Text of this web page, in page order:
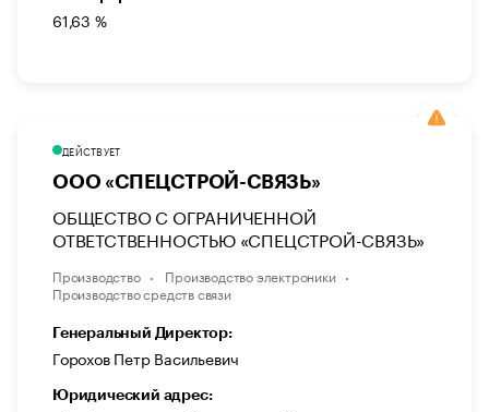
61,63 %
ДЕЙСТВУЕТ
ООО «СПЕЦСТРОЙ-СВЯЗЬ»
ОБЩЕСТВО С ОГРАНИЧЕННОЙ
ОТВЕТСТВЕННОСТЬЮ «СПЕЦСТРОЙ-СВЯЗЬ»
Производство
Производство электроники
Производство средств связи
Генеральный Директор:
Горохов Петр Васильевич
Юридический адрес: